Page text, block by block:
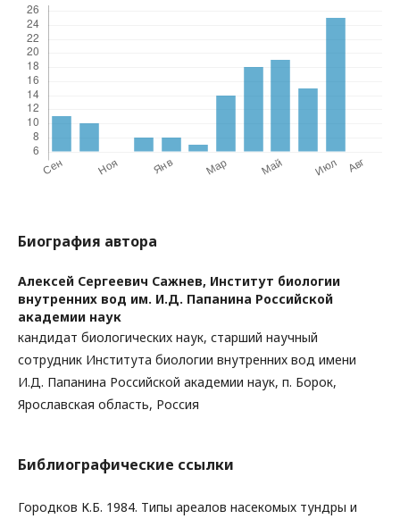
Биография автора
Алексей Сергеевич Сажнев, Институт биологии
внутренних вод им. И.Д. Папанина Российской
академии наук
кандидат биологических наук, старший научный
сотрудник Института биологии внутренних вод имени
И.Д. Папанина Российской академии наук, п. Борок,
Ярославская область, Россия
Библиографические ссылки
Городков К.Б. 1984. Типы ареалов насекомых тундры и